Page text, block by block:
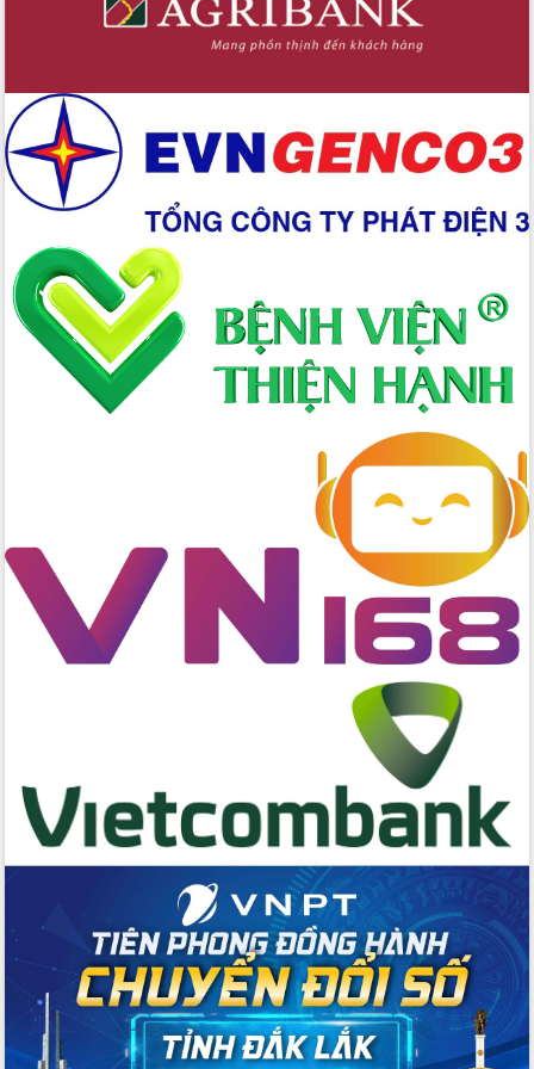
Xây dựng nền hành chính số đồng
hành cùng nông dân dân, doanh nghiệp
đấu có 77% xã đạt chuẩn nông thôn
Chuyển đổi số 'mở đường' cho nông
nghiệp Đắk Lắk tăng trưởng bứt phá
Triển khai đồng bộ đo đạc, lập hồ sơ
địa chính, hoàn thiện cơ sở dữ liệu đất
đai
Ứng dụng sinh trắc học - Bước tiến
trong hành trình chuyển đổi số tại Đắk
Lắk
Đắk Lắk nâng cao hiệu quả công tác
Đảng từ Sổ tay đảng viên điện tử
cấp xã
Đắk Lắk phát động hưởng ứng Ngày
Quyền của người tiêu dùng Việt Nam
2026
Đẩy mạnh cải cách hành chính, quyết
Phó Bí thư Tỉnh ủy Đắk Lắk Đỗ Hữu
Huy giữ chức Bí thư Đảng ủy Ủy Ban
Nhân dân tỉnh
Bệnh án điện tử thúc đẩy chuyển đổi
Chuyển đổi số thư viện: Mở rộng
không gian tri thức trong thời đại số
Đánh giá, rút kinh nghiệm công tác tổ
chức diễn tập trước ngày bầu cử
Chương trình “Gặp gỡ hữu nghị –
Friendship Meeting New Year 2026”